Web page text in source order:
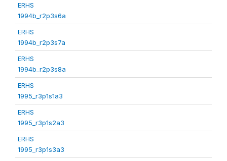
ERHS
1994b_r2p3s6a
ERHS
1994b_r2p3s7a
ERHS
1994b_r2p3s8a
ERHS
1995_r3p1s1a3
ERHS
1995_r3p1s2a3
ERHS
1995_r3p1s3a3